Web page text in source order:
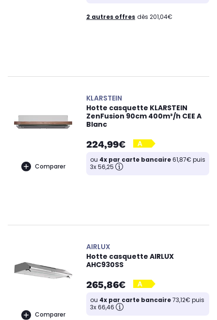
2 autres offres dès 201,04€
Comparer
KLARSTEIN
Hotte casquette KLARSTEIN
ZenFusion 90cm 400m³/h CEE A
Blanc
224,99€
ou 4x par carte bancaire61,87€ puis
3x 56,25
Comparer
AIRLUX
Hotte casquette AIRLUX
AHC930SS
265,86€
ou 4x par carte bancaire73,12€ puis
3x 66,46